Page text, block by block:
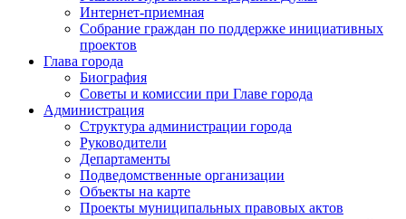
Интернет-приемная
Собрание граждан по поддержке инициативных
проектов
Глава города
Биография
Советы и комиссии при Главе города
Администрация
Структура администрации города
Руководители
Департаменты
Подведомственные организации
Объекты на карте
Проекты муниципальных правовых актов